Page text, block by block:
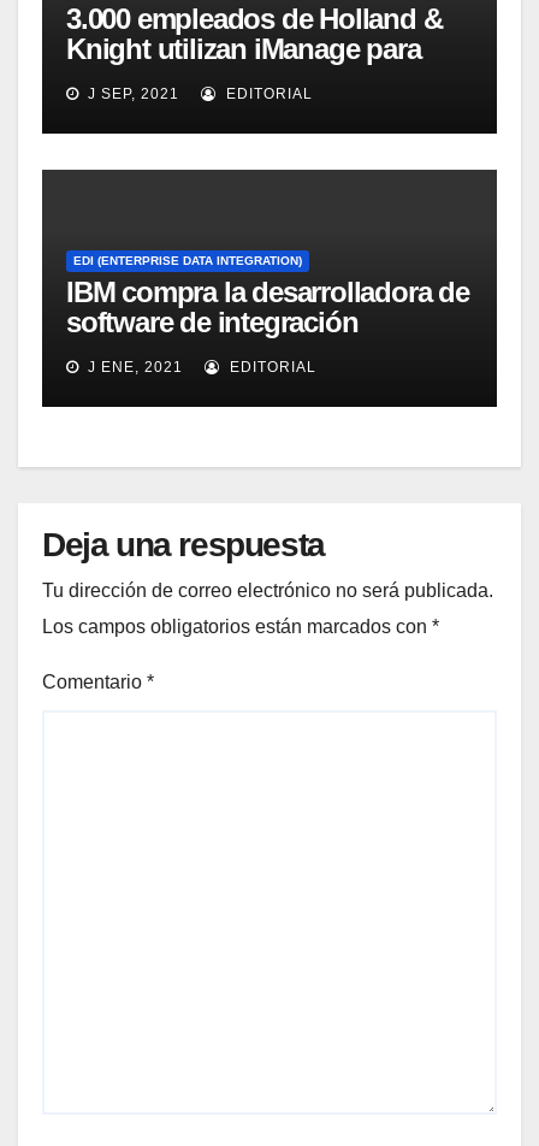
3.000 empleados de Holland &
Knight utilizan iManage para
Colaboración
J SEP, 2021 EDITORIAL
EDI (ENTERPRISE DATA INTEGRATION)
IBM compra la desarrolladora de
software de integración
Ascential por 1.000 millones de
dólares
J ENE, 2021 EDITORIAL
Deja una respuesta
Tu dirección de correo electrónico no será publicada.
Los campos obligatorios están marcados con *
Comentario *